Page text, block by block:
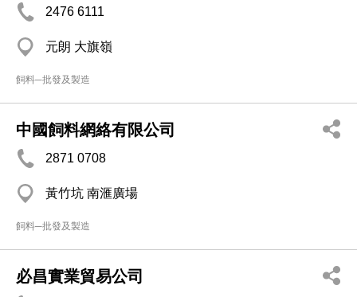
2476 6111
元朗 大旗嶺
飼料─批發及製造
中國飼料網絡有限公司
2871 0708
黃竹坑 南滙廣場
飼料─批發及製造
必昌實業貿易公司